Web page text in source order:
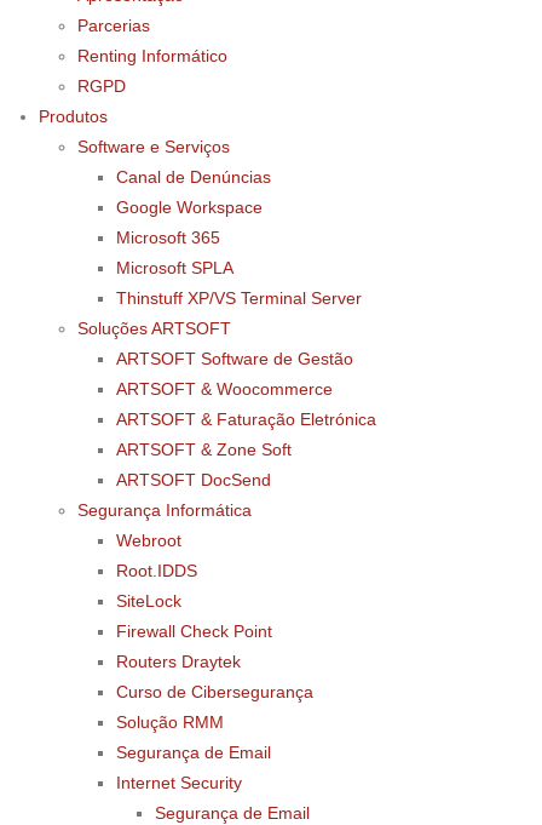
Parcerias
Renting Informático
RGPD
Produtos
Software e Serviços
Canal de Denúncias
Google Workspace
Microsoft 365
Microsoft SPLA
Thinstuff XP/VS Terminal Server
Soluções ARTSOFT
ARTSOFT Software de Gestão
ARTSOFT & Woocommerce
ARTSOFT & Faturação Eletrónica
ARTSOFT & Zone Soft
ARTSOFT DocSend
Segurança Informática
Webroot
Root.IDDS
SiteLock
Firewall Check Point
Routers Draytek
Curso de Cibersegurança
Solução RMM
Segurança de Email
Internet Security
Segurança de Email